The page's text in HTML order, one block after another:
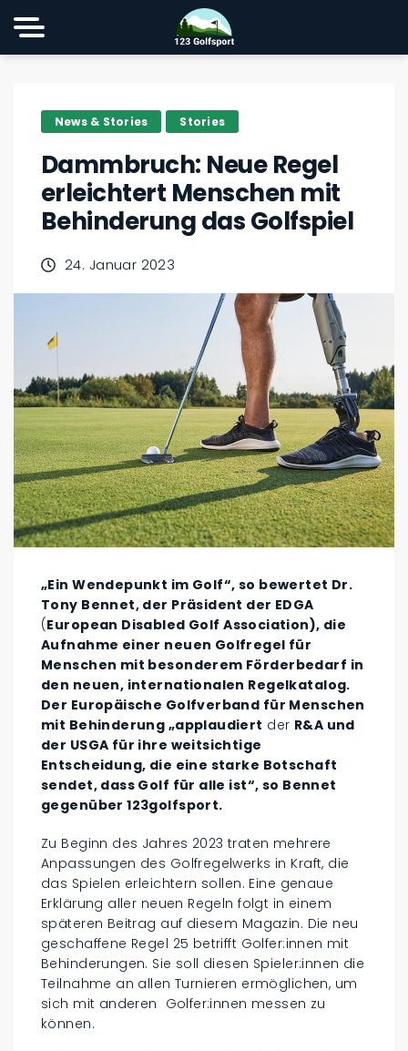
News & Stories Stories
Dammbruch: Neue Regel
erleichtert Menschen mit
Behinderung das Golfspiel
24. Januar 2023
„Ein Wendepunkt im Golf“, so bewertet Dr.
Tony Bennet, der Präsident der EDGA
(European Disabled Golf Association), die
Aufnahme einer neuen Golfregel für
Menschen mit besonderem Förderbedarf in
den neuen, internationalen Regelkatalog.
Der Europäische Golfverband für Menschen
mit Behinderung „applaudiert der R&A und
der USGA für ihre weitsichtige
Entscheidung, die eine starke Botschaft
sendet, dass Golf für alle ist“, so Bennet
gegenüber 123golfsport.
Zu Beginn des Jahres 2023 traten mehrere
Anpassungen des Golfregelwerks in Kraft, die
das Spielen erleichtern sollen. Eine genaue
Erklärung aller neuen Regeln folgt in einem
späteren Beitrag auf diesem Magazin. Die neu
geschaffene Regel 25 betrifft Golfer:innen mit
Behinderungen. Sie soll diesen Spieler:innen die
Teilnahme an allen Turnieren ermöglichen, um
sich mit anderen Golfer:innen messen zu
können.